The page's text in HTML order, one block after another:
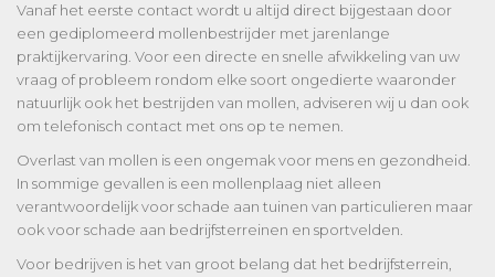
Vanaf het eerste contact wordt u altijd direct bijgestaan door
een gediplomeerd mollenbestrijder met jarenlange
praktijkervaring. Voor een directe en snelle afwikkeling van uw
vraag of probleem rondom elke soort ongedierte waaronder
natuurlijk ook het bestrijden van mollen, adviseren wij u dan ook
om telefonisch contact met ons op te nemen.
Overlast van mollen is een ongemak voor mens en gezondheid.
In sommige gevallen is een mollenplaag niet alleen
verantwoordelijk voor schade aan tuinen van particulieren maar
ook voor schade aan bedrijfsterreinen en sportvelden.
Voor bedrijven is het van groot belang dat het bedrijfsterrein,